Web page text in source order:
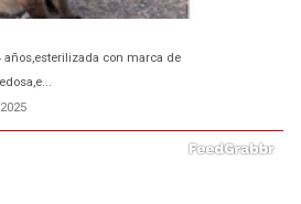
con marca de